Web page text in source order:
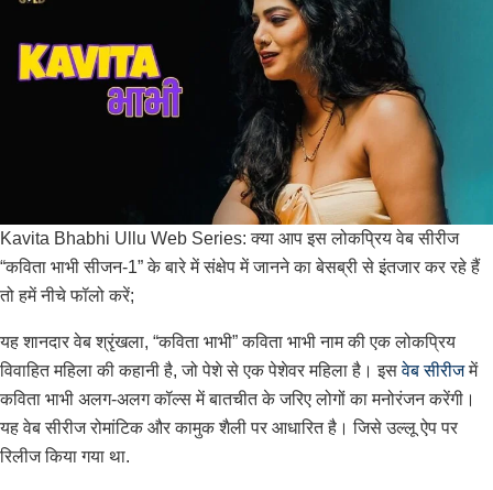
Kavita Bhabhi Ullu Web Series: क्या आप इस लोकप्रिय वेब सीरीज
“कविता भाभी सीजन-1” के बारे में संक्षेप में जानने का बेसब्री से इंतजार कर रहे हैं
तो हमें नीचे फॉलो करें;
यह शानदार वेब श्रृंखला, “कविता भाभी” कविता भाभी नाम की एक लोकप्रिय
विवाहित महिला की कहानी है, जो पेशे से एक पेशेवर महिला है। इसवेब सीरीजमें
कविता भाभी अलग-अलग कॉल्स में बातचीत के जरिए लोगों का मनोरंजन करेंगी।
यह वेब सीरीज रोमांटिक और कामुक शैली पर आधारित है। जिसे उल्लू ऐप पर
रिलीज किया गया था.